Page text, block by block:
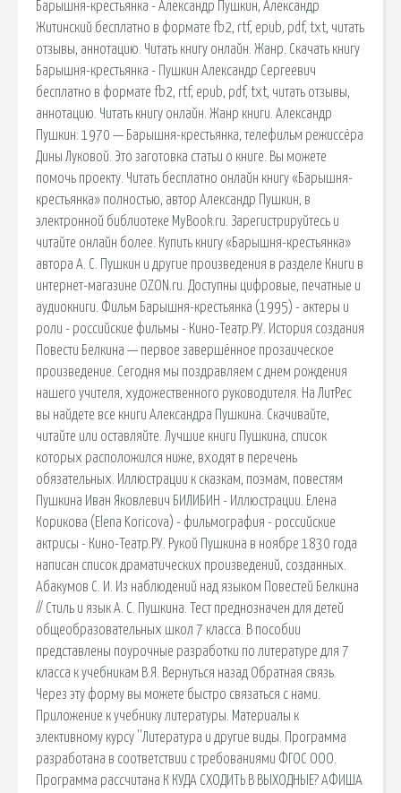
Барышня-крестьянка - Александр Пушкин, Александр
Житинский бесплатно в формате fb2, rtf, epub, pdf, txt, читать
отзывы, аннотацию. Читать книгу онлайн. Жанр. Скачать книгу
Барышня-крестьянка - Пушкин Александр Сергеевич
бесплатно в формате fb2, rtf, epub, pdf, txt, читать отзывы,
аннотацию. Читать книгу онлайн. Жанр книги. Александр
Пушкин: 1970 — Барышня-крестьянка, телефильм режиссёра
Дины Луковой. Это заготовка статьи о книге. Вы можете
помочь проекту. Читать бесплатно онлайн книгу «Барышня-
крестьянка» полностью, автор Александр Пушкин, в
электронной библиотеке MyBook.ru. Зарегистрируйтесь и
читайте онлайн более. Купить книгу «Барышня-крестьянка»
автора А. С. Пушкин и другие произведения в разделе Книги в
интернет-магазине OZON.ru. Доступны цифровые, печатные и
аудиокниги. Фильм Барышня-крестьянка (1995) - актеры и
роли - российские фильмы - Кино-Театр.РУ. История создания
Повести Белкина — первое завершённое прозаическое
произведение. Сегодня мы поздравляем с днем рождения
нашего учителя, художественного руководителя. На ЛитРес
вы найдете все книги Александра Пушкина. Скачивайте,
читайте или оставляйте. Лучшие книги Пушкина, список
которых расположился ниже, входят в перечень
обязательных. Иллюстрации к сказкам, поэмам, повестям
Пушкина Иван Яковлевич БИЛИБИН - Иллюстрации. Елена
Корикова (Elena Koricova) - фильмография - российские
актрисы - Кино-Театр.РУ. Рукой Пушкина в ноябре 1830 года
написан список драматических произведений, созданных.
Абакумов С. И. Из наблюдений над языком Повестей Белкина
// Стиль и язык А. С. Пушкина. Тест преднозначен для детей
общеобразовательных школ 7 класса. В пособии
представлены поурочные разработки по литературе для 7
класса к учебникам В.Я. Вернуться назад Обратная связь.
Через эту форму вы можете быстро связаться с нами.
Приложение к учебнику литературы. Материалы к
элективному курсу ''Литература и другие виды. Программа
разработана в соответствии с требованиями ФГОС ООО.
Программа рассчитана К КУДА СХОДИТЬ В ВЫХОДНЫЕ? АФИША